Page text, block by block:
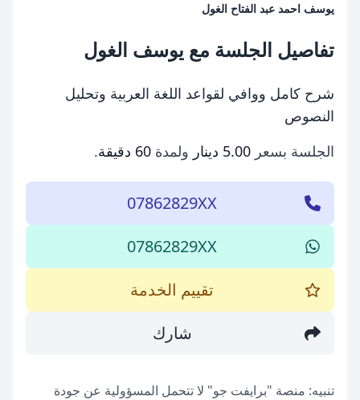
يوسف احمد عبد الفتاح الغول
تفاصيل الجلسة مع يوسف الغول
شرح كامل ووافي لقواعد اللغة العربية وتحليل
النصوص
الجلسة بسعر 5.00 دينار ولمدة 60 دقيقة .
07862829XX
07862829XX
تقييم الخدمة
شارك
تنبيه: منصة "برايفت جو" لا تتحمل المسؤولية عن جودة